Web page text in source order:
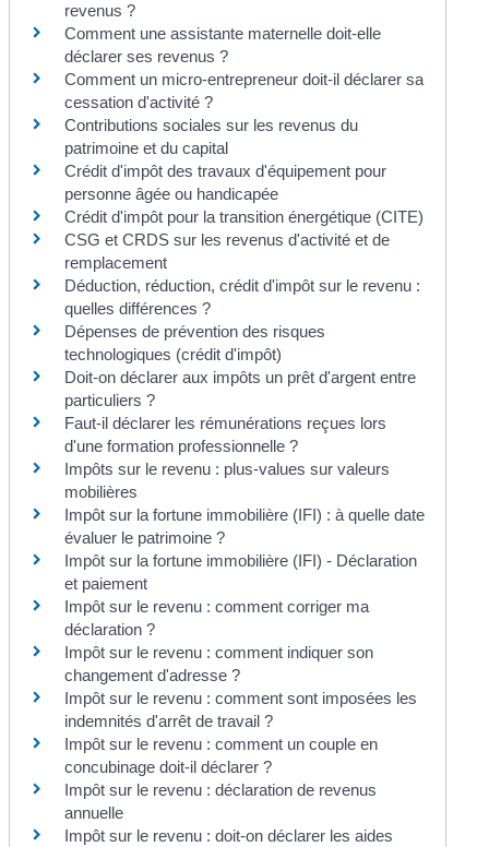
revenus ?
Comment une assistante maternelle doit-elle
déclarer ses revenus ?
Comment un micro-entrepreneur doit-il déclarer sa
cessation d'activité ?
Contributions sociales sur les revenus du
patrimoine et du capital
Crédit d'impôt des travaux d'équipement pour
personne âgée ou handicapée
Crédit d'impôt pour la transition énergétique (CITE)
CSG et CRDS sur les revenus d'activité et de
remplacement
Déduction, réduction, crédit d'impôt sur le revenu :
quelles différences ?
Dépenses de prévention des risques
technologiques (crédit d'impôt)
Doit-on déclarer aux impôts un prêt d'argent entre
particuliers ?
Faut-il déclarer les rémunérations reçues lors
d'une formation professionnelle ?
Impôts sur le revenu : plus-values sur valeurs
mobilières
Impôt sur la fortune immobilière (IFI) : à quelle date
évaluer le patrimoine ?
Impôt sur la fortune immobilière (IFI) - Déclaration
et paiement
Impôt sur le revenu : comment corriger ma
déclaration ?
Impôt sur le revenu : comment indiquer son
changement d'adresse ?
Impôt sur le revenu : comment sont imposées les
indemnités d'arrêt de travail ?
Impôt sur le revenu : comment un couple en
concubinage doit-il déclarer ?
Impôt sur le revenu : déclaration de revenus
annuelle
Impôt sur le revenu : doit-on déclarer les aides